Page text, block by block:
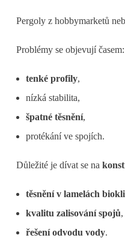
Pergoly z hobbymarketů
Problémy se objevují časem:
tenké profily,
nízká stabilita,
špatné těsnění,
protékání ve spojích.
Důležité je dívat se na
těsnění v lamelách
kvalitu zalisování spojů,
řešení odvodu vody.